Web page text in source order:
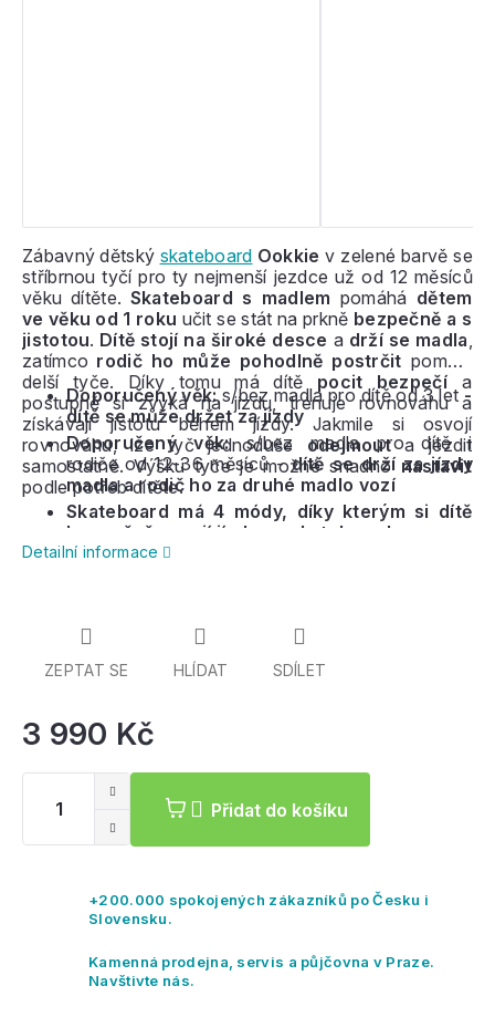
3 990 Kč
Přidat do košíku
Zábavný dětský skateboard Ookkie v zelené barvě se
stříbrnou tyčí pro ty nejmenší jezdce už od 12 měsíců
věku dítěte. Skateboard s madlem pomáhá dětem
ve věku od 1 roku učit se stát na prkně bezpečně a s
jistotou. Dítě stojí na široké desce a drží se madla,
zatímco rodič ho může pohodlně postrčit pomocí
delší tyče. Díky tomu má dítě pocit bezpečía
postupně si zvyká na jízdu, trénuje rovnováhu a
získávají jistotu během jízdy. Jakmile si osvojí
rovnováhu, lze tyč jednoduše odejmouta jezdit
samostatně. Výšku tyče je možné snadno nastavit
podle potřeb dítěte.
Doporučený věk:s/bez madla pro dítě od 3 let-
dítě se může držet za jízdy
Doporučený věk:s/bez madla pro dítě i
rodiče od 12-36 měsíců -dítě se drží za jízdy
madla a rodič ho za druhé madlo vozí
Skateboard má 4 módy, díky kterým si dítě
bezpečně osvojí jízdu na skateboardu
Detailní informace
ZEPTAT SE HLÍDAT SDÍLET
+200.000 spokojených zákazníků po Česku i
Slovensku.
Kamenná prodejna, servis a půjčovna v Praze.
Navštivte nás.